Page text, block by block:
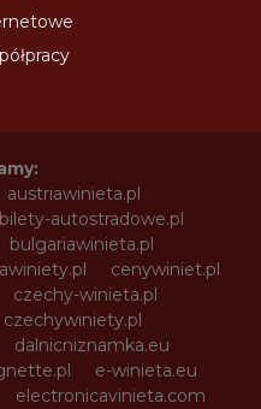
austriawinieta.pl
bilety-autostradowe.pl
bulgariawinieta.pl
cenywiniet.pl
czechy-winieta.pl
czechywiniety.pl
dalnicniznamka.eu
e-winieta.eu
electronicavinieta.com